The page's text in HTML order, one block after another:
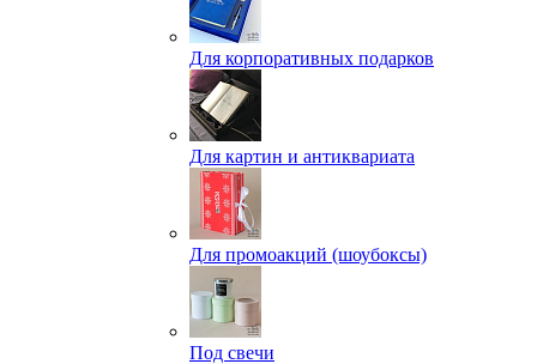
Для корпоративных подарков
Для картин и антиквариата
Для промоакций (шоубоксы)
Под свечи